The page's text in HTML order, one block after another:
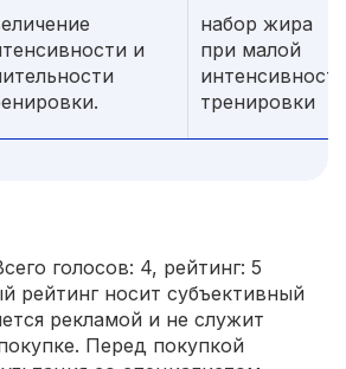
и
набор жира
при малой
тренировки
голосов: 4, рейтинг: 5
рейтинг носит субъективный
рекламой и не служит
Перед покупкой